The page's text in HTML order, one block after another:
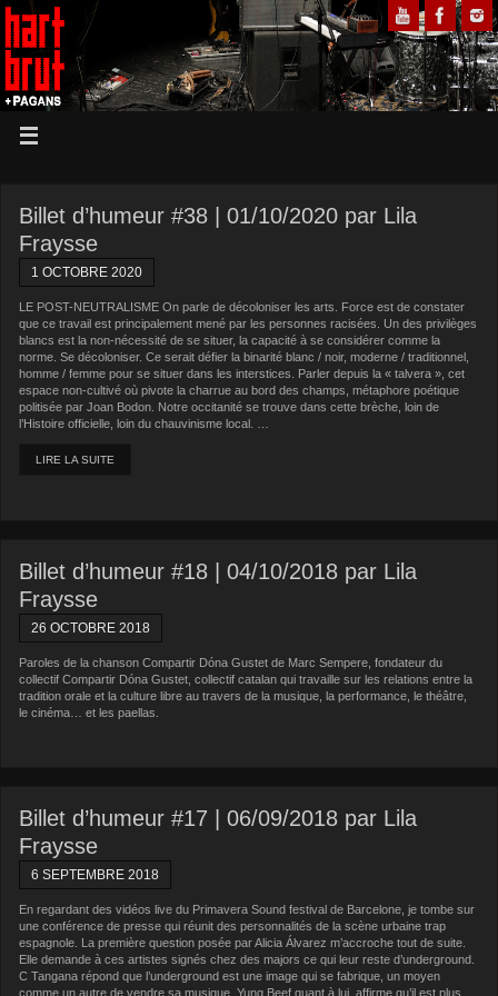
Billet d’humeur #38 | 01/10/2020 par Lila
Fraysse
1 OCTOBRE 2020
LE POST-NEUTRALISME On parle de décoloniser les arts. Force est de constater
que ce travail est principalement mené par les personnes racisées. Un des privilèges
blancs est la non-nécessité de se situer, la capacité à se considérer comme la
norme. Se décoloniser. Ce serait défier la binarité blanc / noir, moderne / traditionnel,
homme / femme pour se situer dans les interstices. Parler depuis la « talvera », cet
espace non-cultivé où pivote la charrue au bord des champs, métaphore poétique
politisée par Joan Bodon. Notre occitanité se trouve dans cette brèche, loin de
l’Histoire officielle, loin du chauvinisme local. …
LIRE LA SUITE
Billet d’humeur #18 | 04/10/2018 par Lila
Fraysse
26 OCTOBRE 2018
Paroles de la chanson Compartir Dóna Gustet de Marc Sempere, fondateur du
collectif Compartir Dóna Gustet, collectif catalan qui travaille sur les relations entre la
tradition orale et la culture libre au travers de la musique, la performance, le théâtre,
le cinéma… et les paellas.
Billet d’humeur #17 | 06/09/2018 par Lila
Fraysse
6 SEPTEMBRE 2018
En regardant des vidéos live du Primavera Sound festival de Barcelone, je tombe sur
une conférence de presse qui réunit des personnalités de la scène urbaine trap
espagnole. La première question posée par Alicia Álvarez m’accroche tout de suite.
Elle demande à ces artistes signés chez des majors ce qui leur reste d’underground.
C Tangana répond que l’underground est une image qui se fabrique, un moyen
comme un autre de vendre sa musique. Yung Beef quant à lui, affirme qu’il est plus